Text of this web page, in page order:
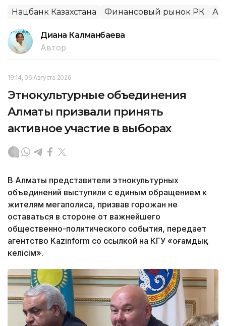
Нацбанк Казахстана Финансовый рынок РК
Диана Калманбаева
Автор
19:14, 06 Августа 2026
Этнокультурные объединения
Алматы призвали принять
активное участие в выборах
В Алматы представители этнокультурных
объединений выступили с единым обращением к
жителям мегаполиса, призвав горожан не
оставаться в стороне от важнейшего
общественно-политического события, передает
агентство Kazinform со ссылкой на КГУ «Қоғамдық
келісім».